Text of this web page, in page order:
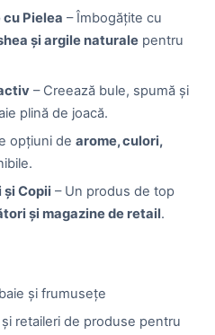
Pielea – Îmbogățite cu
și argile naturale pentru
– Creează bule, spumă și
plină de joacă.
opțiuni de arome, culori,
Copii – Un produs de top
și magazine de retail.
și frumusețe
retaileri de produse pentru